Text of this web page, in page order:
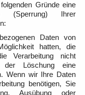
Gründe eine
(Sperrung) Ihrer
Daten von
hatten, die
Verarbeitung nicht
Löschung eine
Wenn wir Ihre Daten
benötigen, Sie
Ausübung oder